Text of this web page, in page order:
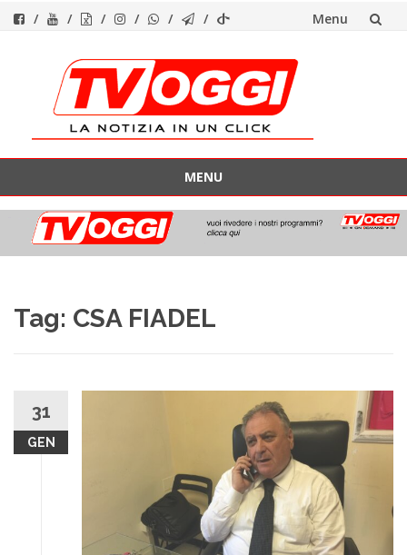
Menu
contenuto
MENU
contenuto
Tag: CSA FIADEL
31
GEN